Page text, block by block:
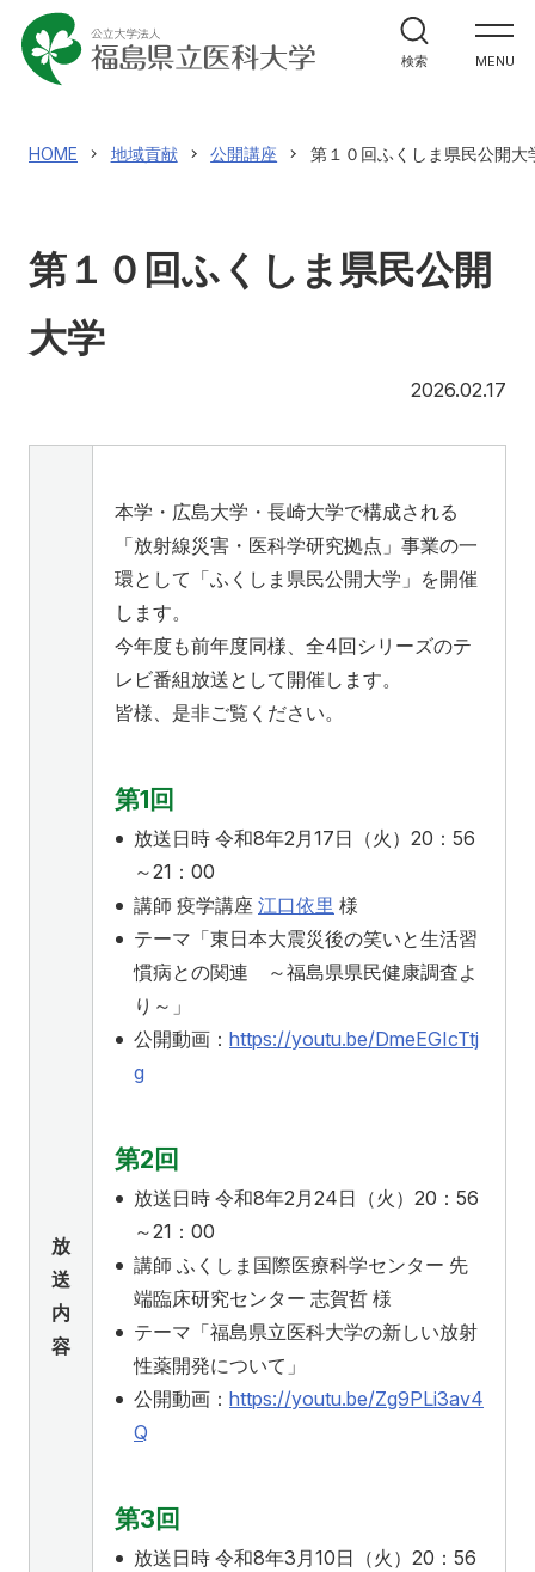
MENU
大学紹介
大学紹介
福島県立医科大学の理念
3つの方針（ポリシー）
大学のあゆみ（概要）
センター・施設
学内向け医療施設
広報活動
情報公開
校歌・逍遥歌
教育
看護学部
保健科学部
研究
研究者情報検索
震災・放射線関連論文・著作集
研究関連
産学連携・寄附講座
委員会等
規則・細則等
本学との研究（連携）ご検討の方へ
よくあるご質問（FAQ）
診療
附属病院
会津医療センター
ふくしま国際医療科学センター
福島県地域医療支援センター
ふくしま子ども・女性医療支援センター
県民健康調査 HP
公開講座
エコチル調査 福島ユニットセンター HP
F-REIとの連携について
医学部
看護学部
別科助産学専攻
オープンキャンパス
学生生活レポート
対象者別
入学希望の方へ 在学生の方へ
卒業生の方へ 教職員の方へ
教職員募集（採用情報） 取材・撮影申し込み
寄附 English
検索
HOME 地域貢献 公開講座 第１０回ふくしま県民公開大
第１０回ふくしま県民公開
大学
2026.02.17
放
送
内
容
本学・広島大学・長崎大学で構成される
「放射線災害・医科学研究拠点」事業の一
環として「ふくしま県民公開大学」を開催
します。
今年度も前年度同様、全4回シリーズのテ
レビ番組放送として開催します。
皆様、是非ご覧ください。
第1回
放送日時 令和8年2月17日（火）20：56
～21：00
講師 疫学講座 江口依里 様
テーマ「東日本大震災後の笑いと生活習
慣病との関連 ～福島県県民健康調査よ
り～」
公開動画： https://youtu.be/DmeEGIcTtj
g
第2回
放送日時 令和8年2月24日（火）20：56
～21：00
講師 ふくしま国際医療科学センター 先
端臨床研究センター 志賀哲 様
テーマ「福島県立医科大学の新しい放射
性薬開発について」
公開動画： https://youtu.be/Zg9PLi3av4
Q
第3回
放送日時 令和8年3月10日（火）20：56